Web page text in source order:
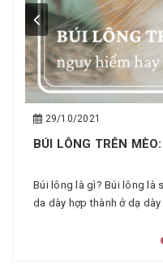
29/10/2021
BÚI LÔNG TRÊN
Búi lông là gì? Búi lông là
da dày hợp thành ở dạ dày